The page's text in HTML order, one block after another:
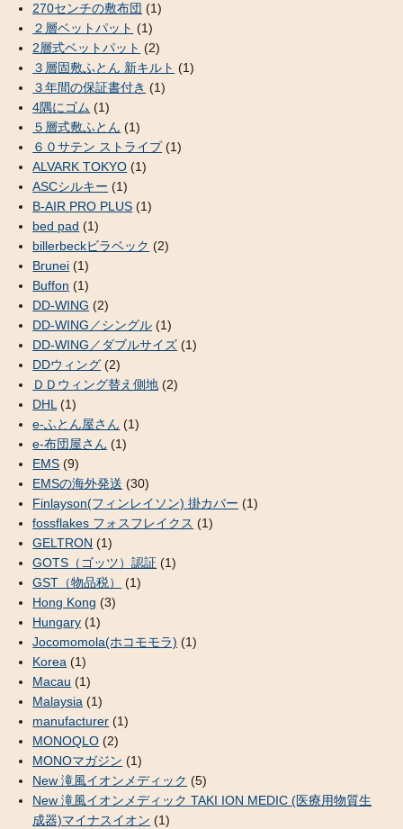
270センチの敷布団 (1)
２層ベットパット (1)
2層式ベットパット (2)
３層固敷ふとん 新キルト (1)
３年間の保証書付き (1)
4隅にゴム (1)
５層式敷ふとん (1)
６０サテン ストライプ(1)
ALVARK TOKYO (1)
ASCシルキー (1)
B-AIR PRO PLUS (1)
bed pad (1)
billerbeckビラベック (2)
Brunei (1)
Buffon (1)
DD-WING (2)
DD-WING／シングル (1)
DD-WING／ダブルサイズ (1)
DDウィング (2)
ＤＤウィング替え側地 (2)
DHL(1)
e-ふとん屋さん (1)
e-布団屋さん (1)
EMS (9)
EMSの海外発送 (30)
Finlayson(フィンレイソン) 掛カバー (1)
fossflakes フォスフレイクス (1)
GELTRON (1)
GOTS（ゴッツ）認証 (1)
GST（物品税）
(1)
Hong Kong (3)
Hungary (1)
Jocomomola(ホコモモラ) (1)
Korea (1)
Macau (1)
Malaysia (1)
manufacturer (1)
MONOQLO (2)
MONOマガジン (1)
New 滝風イオンメディック (5)
New 滝風イオンメディック TAKI ION MEDIC (医療用物質生
成器)マイナスイオン (1)